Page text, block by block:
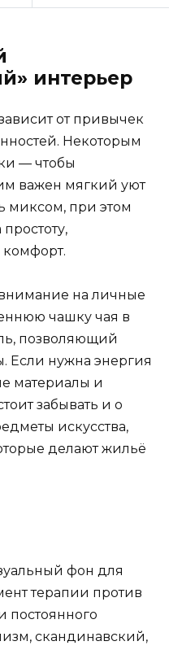
интерьер
от привычек
Некоторым
— чтобы
важен мягкий уют
миксом, при этом
комфорт.
на личные
чашку чая в
позволяющий
Если нужна энергия
материалы и
забывать и о
искусства,
делают жильё
фон для
терапии против
скандинавский,